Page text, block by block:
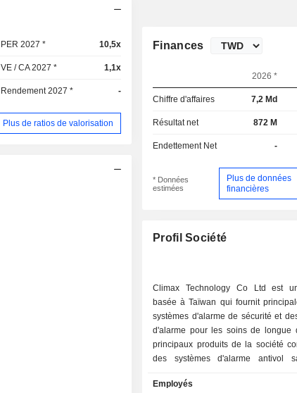
PER 2027 * 10,5x
VE / CA 2027 * 1,1x
Rendement 2027 * -
Plus de ratios de valorisation
Finances
2026 *
Chiffre d'affaires 7,2 Md
Résultat net 872 M
Endettement Net -
* Données
estimées
Plus de données
financières
Profil Société
Climax Technology Co Ltd est
basée à Taïwan qui fournit
systèmes d'alarme de sécurité et
d'alarme pour les soins de longue
principaux produits de la société
des systèmes d'alarme antivol
de prévention des
Employés